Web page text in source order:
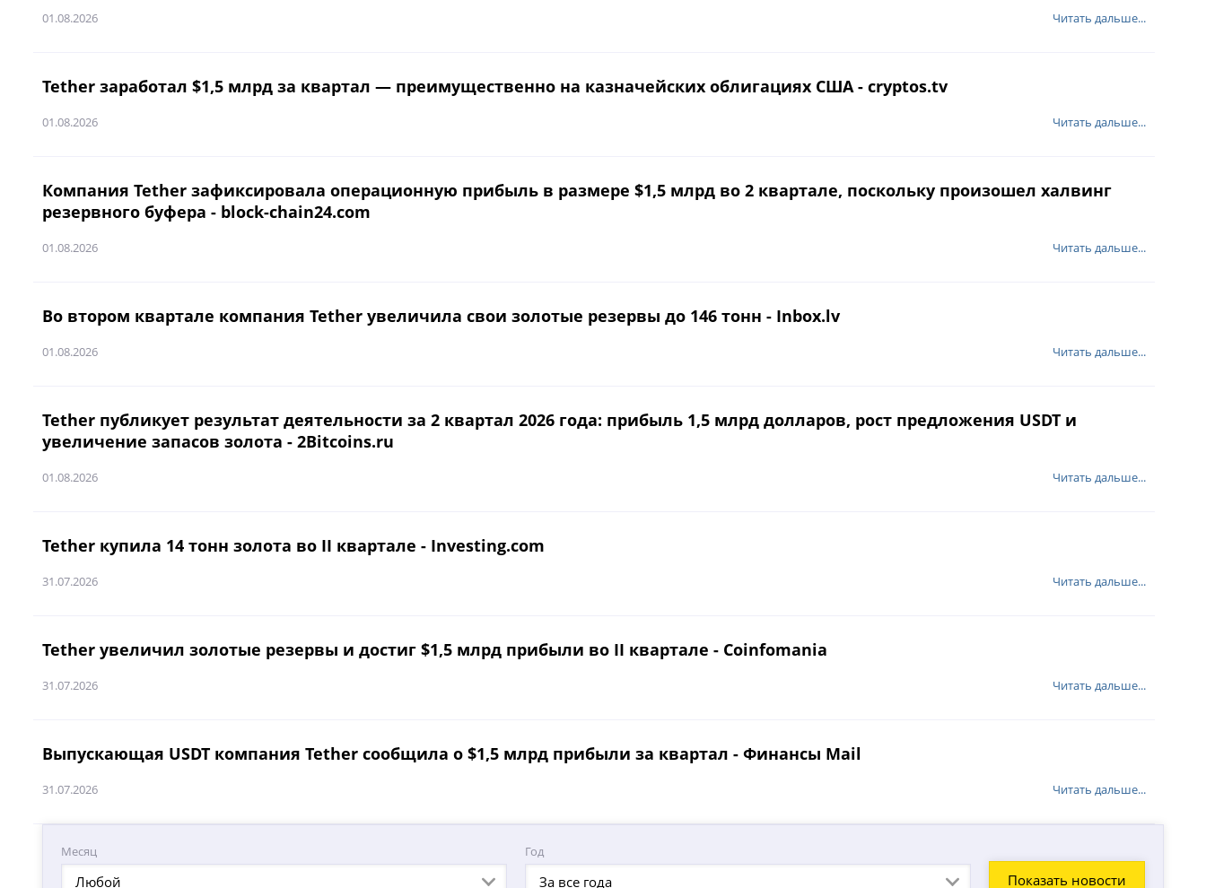
01.08.2026 Читать дальше...
Tether заработал $1,5 млрд за квартал — преимущественно на казначейских облигациях США - cryptos.tv
01.08.2026 Читать дальше...
Компания Tether зафиксировала операционную прибыль в размере $1,5 млрд во 2 квартале, поскольку произошел халвинг
резервного буфера - block-chain24.com
01.08.2026 Читать дальше...
Во втором квартале компания Tether увеличила свои золотые резервы до 146 тонн - Inbox.lv
01.08.2026 Читать дальше...
Tether публикует результат деятельности за 2 квартал 2026 года: прибыль 1,5 млрд долларов, рост предложения USDT и
увеличение запасов золота - 2Bitcoins.ru
01.08.2026 Читать дальше...
Tether купила 14 тонн золота во II квартале - Investing.com
31.07.2026 Читать дальше...
Tether увеличил золотые резервы и достиг $1,5 млрд прибыли во II квартале - Coinfomania
31.07.2026 Читать дальше...
Выпускающая USDT компания Tether сообщила о $1,5 млрд прибыли за квартал - Финансы Mail
31.07.2026 Читать дальше...
Месяц
Любой
Год
За все года